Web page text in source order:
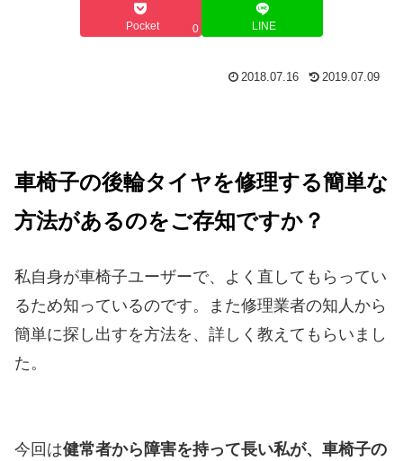
Pocket 0 LINE
2018.07.16 2019.07.09
車椅子の後輪タイヤを修理する簡単な
方法があるのをご存知ですか？
私自身が車椅子ユーザーで、よく直してもらってい
るため知っているのです。また修理業者の知人から
簡単に探し出すを方法を、詳しく教えてもらいまし
た。
今回は健常者から障害を持って長い私が、車椅子の